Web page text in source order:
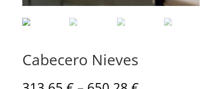
Cabecero Nieves